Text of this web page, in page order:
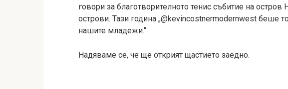
говори за благотворителното тенис събитие на
острови. Тази година „@kevincostnermodernwest беше
нашите младежи.“
Надяваме се, че ще открият щастието заедно.